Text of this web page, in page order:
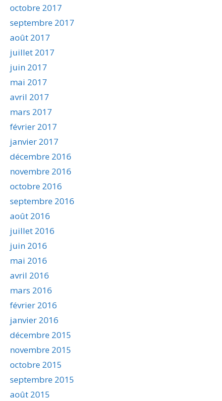
octobre 2017
septembre 2017
août 2017
juillet 2017
juin 2017
mai 2017
avril 2017
mars 2017
février 2017
janvier 2017
décembre 2016
novembre 2016
octobre 2016
septembre 2016
août 2016
juillet 2016
juin 2016
mai 2016
avril 2016
mars 2016
février 2016
janvier 2016
décembre 2015
novembre 2015
octobre 2015
septembre 2015
août 2015